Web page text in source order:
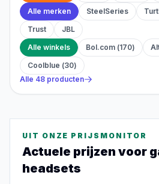
Alle merken
SteelSeries
Trust
JBL
Alle winkels
Bol.com (170)
Coolblue (30)
Alle 48 producten
UIT ONZE PRIJSMONITOR
Actuele prijzen voor
headsets